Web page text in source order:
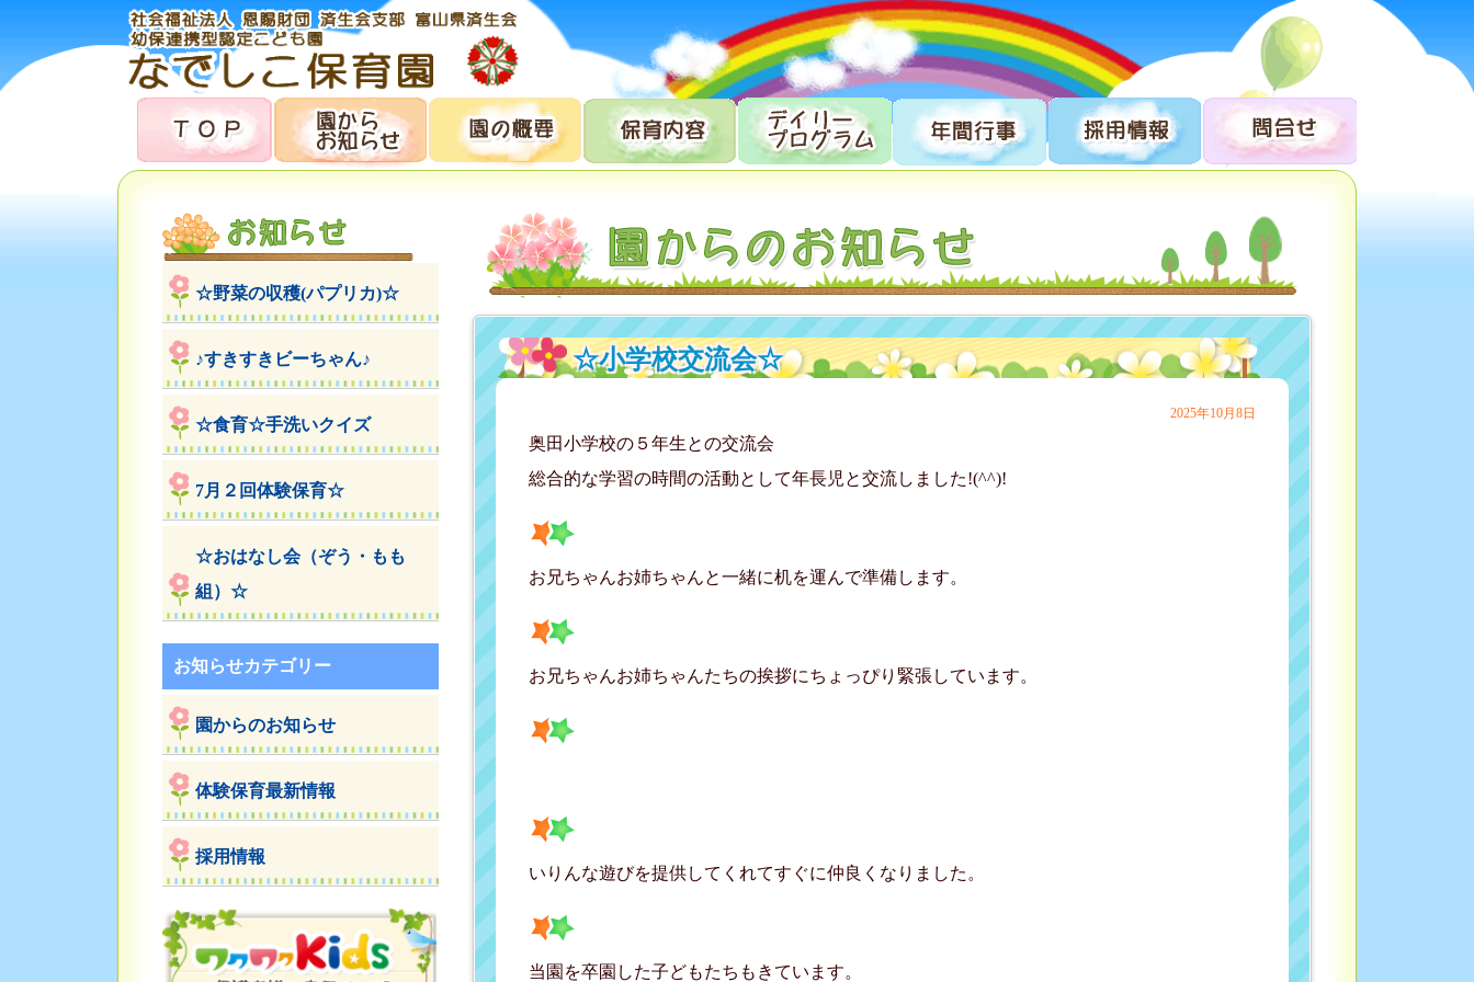
☆小学校交流会☆
2025年10月8日
奥田小学校の５年生との交流会
総合的な学習の時間の活動として年長児と交流しました!(^^)!
お兄ちゃんお姉ちゃんと一緒に机を運んで準備します。
お兄ちゃんお姉ちゃんたちの挨拶にちょっぴり緊張しています。
いりんな遊びを提供してくれてすぐに仲良くなりました。
当園を卒園した子どもたちもきています。
☆野菜の収穫(パプリカ)☆
♪すきすきビーちゃん♪
☆食育☆手洗いクイズ
7月２回体験保育☆
☆おはなし会（ぞう・もも
組）☆
お知らせカテゴリー
園からのお知らせ
体験保育最新情報
採用情報